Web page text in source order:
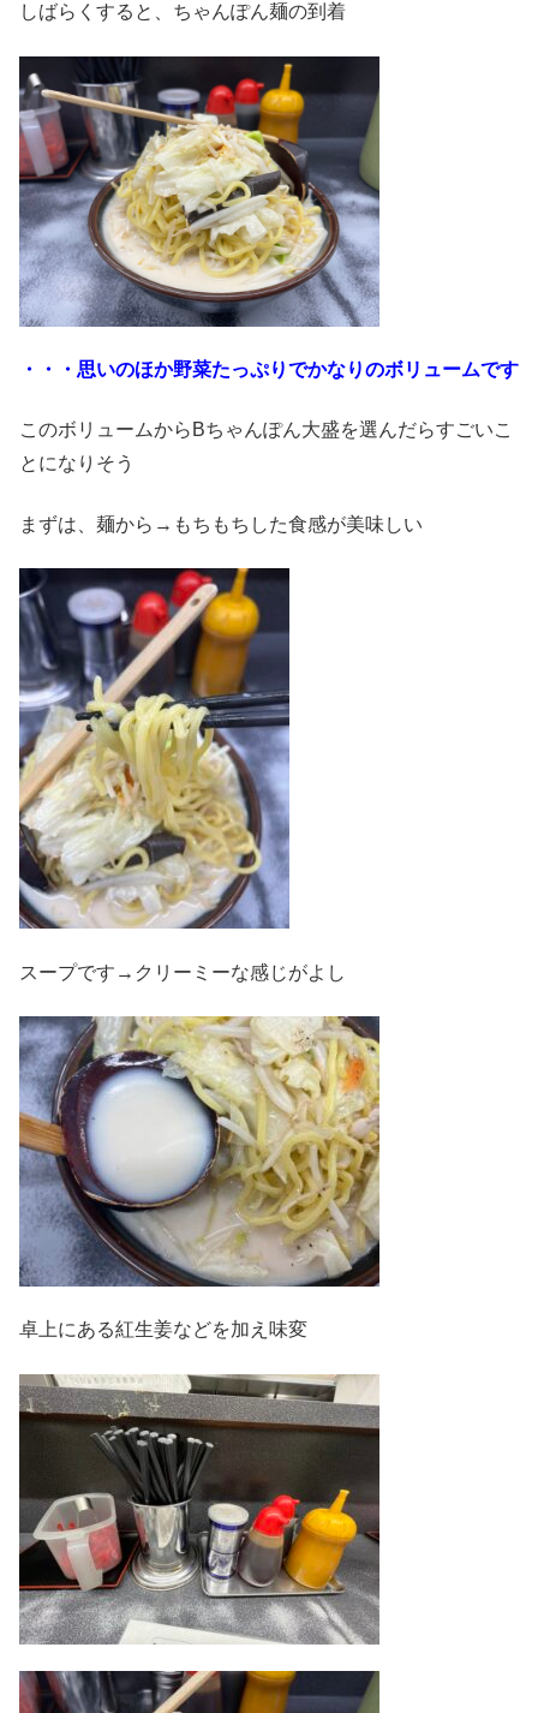
しばらくすると、ちゃんぽん麺の到着
・・・思いのほか野菜たっぷりでかなりのボリュームです
このボリュームからBちゃんぽん大盛を選んだらすごいこ
とになりそう
まずは、麺から→もちもちした食感が美味しい
スープです→クリーミーな感じがよし
卓上にある紅生姜などを加え味変